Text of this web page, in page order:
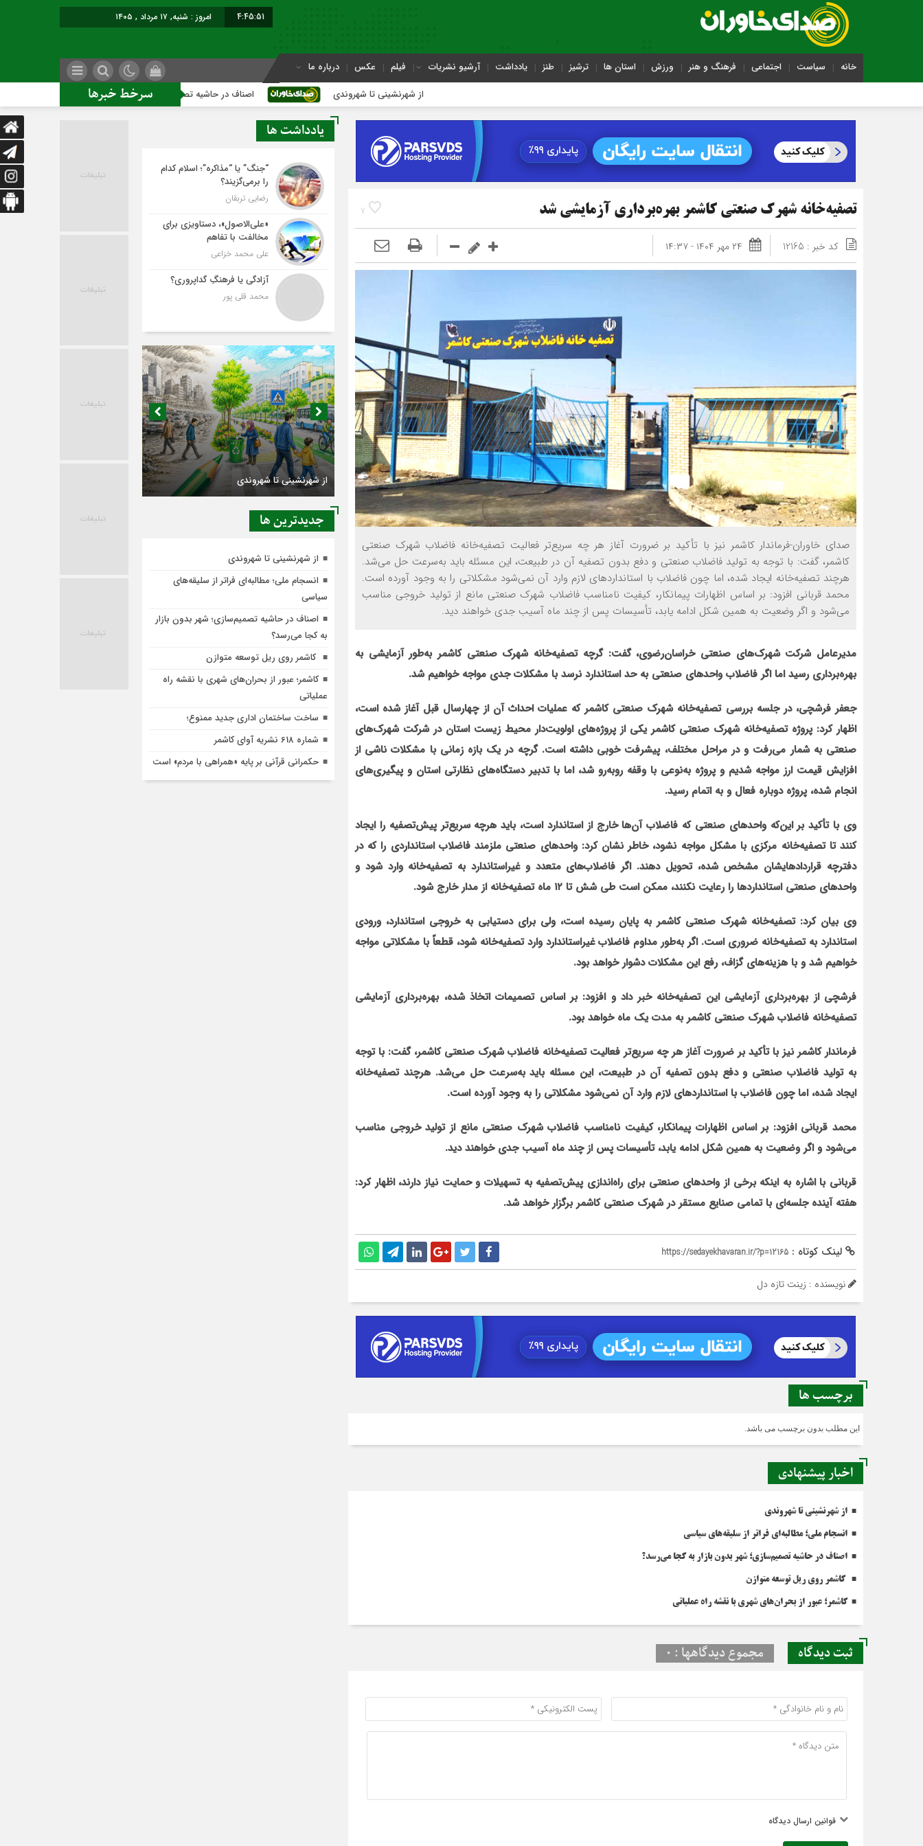
4:45:52 امروز : شنبه, ۱۷ مرداد , ۱۴۰۵
خانه سیاست اجتماعی فرهنگ و هنر ورزش استان ها ترشیز طنز یادداشت آرشیو نشریات فیلم عکس درباره ما
سرخط خبرها از شهرنشینی تا شهروندی اصناف در حاشیه تصمیم‌سازی؛ شهر بدون بازار به کجا می‌رسد؟
7 تصفیه‌خانه شهرک صنعتی کاشمر بهره‌برداری آزمایشی شد
کد خبر : 12165 ۲۴ مهر ۱۴۰۴ - ۱۴:۳۷
صدای خاوران-فرماندار کاشمر نیز با تأکید بر ضرورت آغاز هر چه سریع‌تر فعالیت تصفیه‌خانه فاضلاب شهرک صنعتی
کاشمر، گفت: با توجه به تولید فاضلاب صنعتی و دفع بدون تصفیه آن در طبیعت، این مسئله باید به‌سرعت حل می‌شد.
هرچند تصفیه‌خانه ایجاد شده، اما چون فاضلاب با استانداردهای لازم وارد آن نمی‌شود مشکلاتی را به وجود آورده است.
محمد قربانی افزود: بر اساس اظهارات پیمانکار، کیفیت نامناسب فاضلاب شهرک صنعتی مانع از تولید خروجی مناسب
می‌شود و اگر وضعیت به همین شکل ادامه یابد، تأسیسات پس از چند ماه آسیب جدی خواهند دید.
مدیرعامل شرکت شهرک‌های صنعتی خراسان‌رضوی، گفت: گرچه تصفیه‌خانه شهرک صنعتی کاشمر به‌طور آزمایشی به
بهره‌برداری رسید اما اگر فاضلاب واحدهای صنعتی به حد استاندارد نرسد با مشکلات جدی مواجه خواهیم شد.
جعفر فرشچی، در جلسه بررسی تصفیه‌خانه شهرک صنعتی کاشمر که عملیات احداث آن از چهارسال قبل آغاز شده است،
اظهار کرد: پروژه تصفیه‌خانه شهرک صنعتی کاشمر یکی از پروژه‌های اولویت‌دار محیط‌ زیست استان در شرکت شهرک‌های
صنعتی به شمار می‌رفت و در مراحل مختلف، پیشرفت خوبی داشته است. گرچه در یک بازه زمانی با مشکلات ناشی از
افزایش قیمت ارز مواجه شدیم و پروژه به‌نوعی با وقفه روبه‌رو شد، اما با تدبیر دستگاه‌های نظارتی استان و پیگیری‌های
انجام ‌شده، پروژه دوباره فعال و به اتمام رسید.
وی با تأکید بر این‌که واحدهای صنعتی که فاضلاب آن‌ها خارج از استاندارد است، باید هرچه سریع‌تر پیش‌تصفیه را ایجاد
کنند تا تصفیه‌خانه مرکزی با مشکل مواجه نشود، خاطر نشان کرد: واحدهای صنعتی ملزمند فاضلاب استانداردی را که در
دفترچه قراردادهایشان مشخص شده، تحویل دهند. اگر فاضلاب‌های متعدد و غیراستاندارد به تصفیه‌خانه وارد شود و
واحدهای صنعتی استانداردها را رعایت نکنند، ممکن است طی شش تا ۱۲ ماه تصفیه‌خانه از مدار خارج شود.
وی بیان کرد: تصفیه‌خانه شهرک صنعتی کاشمر به پایان رسیده است، ولی برای دستیابی به خروجی استاندارد، ورودی
استاندارد به تصفیه‌خانه ضروری است. اگر به‌طور مداوم فاضلاب غیراستاندارد وارد تصفیه‌خانه شود، قطعاً با مشکلاتی مواجه
خواهیم شد و با هزینه‌های گزاف، رفع این مشکلات دشوار خواهد بود.
فرشچی از بهره‌برداری آزمایشی این تصفیه‌خانه خبر داد و افزود: بر اساس تصمیمات اتخاذ شده، بهره‌برداری آزمایشی
تصفیه‌خانه فاضلاب شهرک صنعتی کاشمر به مدت یک ماه خواهد بود.
فرماندار کاشمر نیز با تأکید بر ضرورت آغاز هر چه سریع‌تر فعالیت تصفیه‌خانه فاضلاب شهرک صنعتی کاشمر، گفت: با توجه
به تولید فاضلاب صنعتی و دفع بدون تصفیه آن در طبیعت، این مسئله باید به‌سرعت حل می‌شد. هرچند تصفیه‌خانه
ایجاد شده، اما چون فاضلاب با استانداردهای لازم وارد آن نمی‌شود مشکلاتی را به وجود آورده است.
محمد قربانی افزود: بر اساس اظهارات پیمانکار، کیفیت نامناسب فاضلاب شهرک صنعتی مانع از تولید خروجی مناسب
می‌شود و اگر وضعیت به همین شکل ادامه یابد، تأسیسات پس از چند ماه آسیب جدی خواهند دید.
قربانی با اشاره به اینکه برخی از واحدهای صنعتی برای راه‌اندازی پیش‌تصفیه به تسهیلات و حمایت نیاز دارند، اظهار کرد:
هفته آینده جلسه‌ای با تمامی صنایع مستقر در شهرک صنعتی کاشمر برگزار خواهد شد.
لینک کوتاه : https://sedayekhavaran.ir/?p=12165
نویسنده : زینت تازه دل
برچسب ها
این مطلب بدون برچسب می باشد.
اخبار پیشنهادی
از شهرنشینی تا شهروندی
انسجام ملی؛ مطالبه‌ای فراتر از سلیقه‌های سیاسی
اصناف در حاشیه تصمیم‌سازی؛ شهر بدون بازار به کجا می‌رسد؟
کاشمر روی ریل توسعه متوازن
کاشمر؛ عبور از بحران‌های شهری با نقشه راه عملیاتی
ثبت دیدگاه مجموع دیدگاهها : 0
قوانین ارسال دیدگاه
یادداشت ها
“جنگ” یا “مذاکره”؛ اسلام کدام
را برمی‌گزیند؟
رضایی تربقان
«علی‌الاصول»، دستاویزی برای
مخالفت با تفاهم
علی محمد خزاعی
آزادگی یا فرهنگِ گداپروری؟
محمد قلی پور
از شهرنشینی تا شهروندی
کجا می‌رسد؟
جديدترين ها
از شهرنشینی تا شهروندی
انسجام ملی؛ مطالبه‌ای فراتر از سلیقه‌های
سیاسی
اصناف در حاشیه تصمیم‌سازی؛ شهر بدون بازار
به کجا می‌رسد؟
کاشمر روی ریل توسعه متوازن
کاشمر؛ عبور از بحران‌های شهری با نقشه راه
عملیاتی
ساخت ساختمان اداری جدید ممنوع؛
شماره 618 نشریه آوای کاشمر
حکمرانی قرآنی بر پایه «همراهی با مردم» است